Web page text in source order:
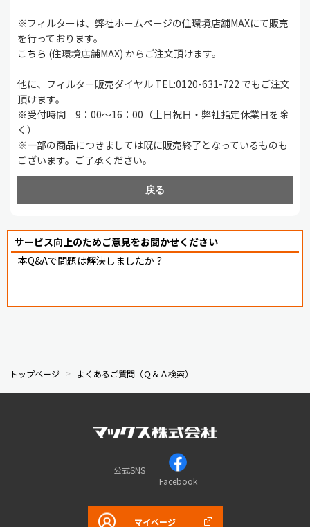
※フィルターは、弊社ホームページの住環境店舗MAXにて販売
を行っております。
こちら (住環境店舗MAX) からご注文頂けます。
他に、フィルター販売ダイヤル TEL:0120-631-722 でもご注文
頂けます。
※受付時間 9：00～16：00（土日祝日・弊社指定休業日を除
く）
※一部の商品につきましては既に販売終了となっているものも
ございます。ご了承ください。
戻る
サービス向上のためご意見をお聞かせください
本Q&Aで問題は解決しましたか？
トップページ よくあるご質問（Ｑ＆Ａ検索）
公式SNS
Facebook
マイページ